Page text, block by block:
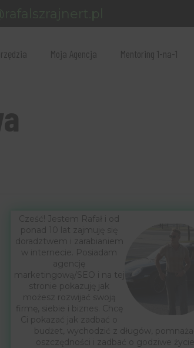
Moja Agencja Mentoring 1-na-1
Cześć! Jestem Rafał i od
ponad 10 lat zajmuję się
doradztwem i zarabianiem
w internecie. Posiadam
agencję
marketingową/SEO i na tej
stronie pokazuję jak
możesz rozwijać swoją
firmę, siebie i biznes. Chcę
Ci pokazać jak zadbać o
budżet, wychodzić z długów, pomnażać
oszczędności i zadbać o godziwe życie.